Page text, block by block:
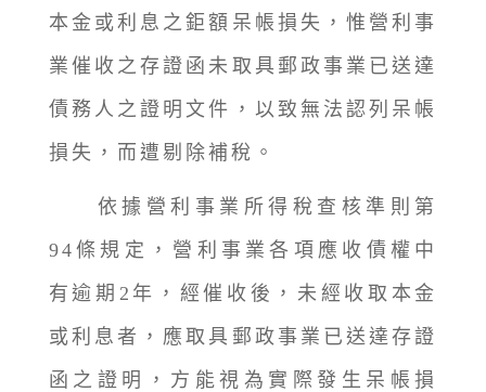
本金或利息之鉅額呆帳損失，惟營利事
業催收之存證函未取具郵政事業已送達
債務人之證明文件，以致無法認列呆帳
損失，而遭剔除補稅。
依據營利事業所得稅查核準則第
94條規定，營利事業各項應收債權中
有逾期2年，經催收後，未經收取本金
或利息者，應取具郵政事業已送達存證
函之證明，方能視為實際發生呆帳損